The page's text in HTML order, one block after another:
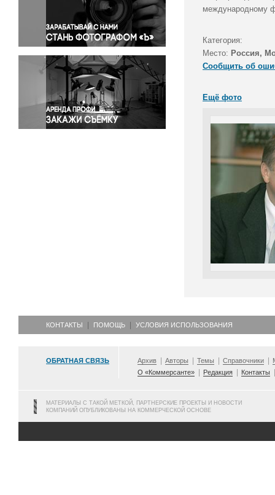
Правосудие
Происшествия и конфликты
Религия
Светская жизнь
Спорт
Экология
Экономика и бизнес
международному
Категория:
Место: Россия,
Сообщить об
Ещё фото
КОНТАКТЫ ПОМОЩЬ УСЛОВИЯ ИСПОЛЬЗОВАНИЯ
ОБРАТНАЯ СВЯЗЬ Архив Авторы Темы Справочники
О «Коммерсанте»
Редакция Контакты
МАТЕРИАЛЫ С ТАКОЙ МЕТКОЙ, ПАРТНЕРСКИЕ ПРОЕКТЫ И НОВОСТИ
КОМПАНИЙ ОПУБЛИКОВАНЫ НА КОММЕРЧЕСКОЙ ОСНОВЕ